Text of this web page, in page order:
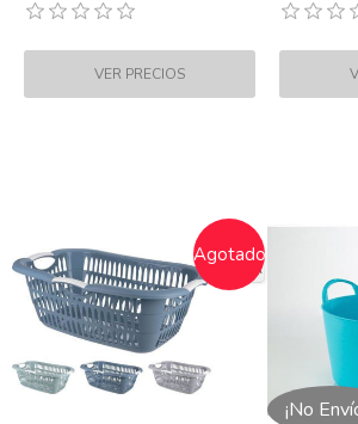
Agotado
¡No